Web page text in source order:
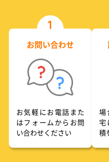
1
お問い合わせ
お気軽にお電話また
はフォームからお問
い合わせください
場
宅
積